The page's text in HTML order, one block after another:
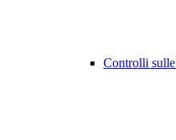
Controlli